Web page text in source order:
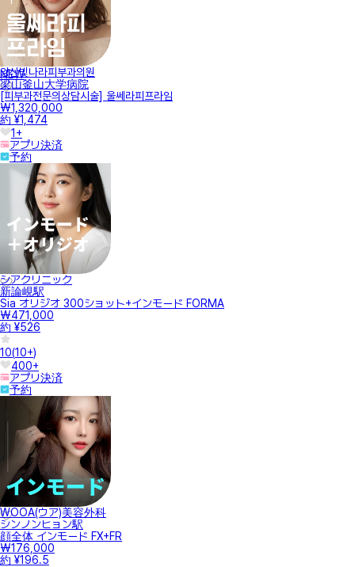
NEW
양산빛나라피부과의원
梁山釜山大学病院
[피부과전문의상담시술] 울쎄라피프라임
₩1,320,000
約 ¥1,474
1+
アプリ決済
予約
シアクリニック
新論峴駅
Sia オリジオ 300ショット+インモード FORMA
₩471,000
約 ¥526
10(10+)
400+
アプリ決済
予約
WOOA(ウア)美容外科
シンノンヒョン駅
顔全体 インモード FX+FR
₩176,000
約 ¥196.5